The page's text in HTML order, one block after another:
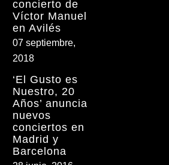
concierto de
Víctor Manuel
en Avilés
07 septiembre,
2018
‘El Gusto es
Nuestro, 20
Años’ anuncia
nuevos
conciertos en
Madrid y
Barcelona